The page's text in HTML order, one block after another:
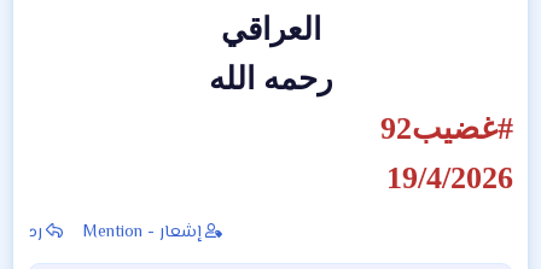
العراقي
رحمه الله
#غضيب92
19/4/2026
إشعار - Mention رد